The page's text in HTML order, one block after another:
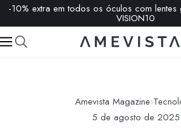
-10% extra em todos os óculos com
VISION10
Amevista Magazine›
5 de agosto de 2025